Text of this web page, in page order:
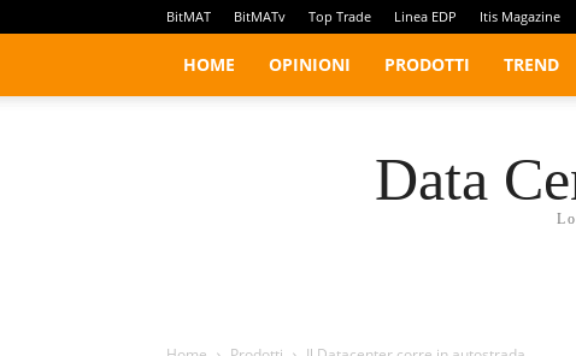
BitMAT BitMATv Top Trade Linea EDP Itis Magazine
HOME OPINIONI PRODOTTI TREND
Data